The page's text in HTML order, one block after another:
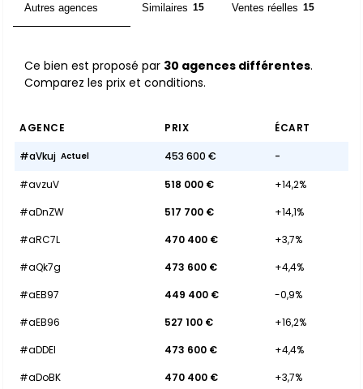
Autres agences Similaires 15 Ventes réelles 15
Ce bien est proposé par 30 agences différentes.
Comparez les prix et conditions.
AGENCE PRIX ÉCART
#aVkuj Actuel 453 600 € -
#avzuV 518 000 €
+14,2%
#aDnZW
517 700 €
+14,1%
#aRC7L
470 400 €
+3,7%
#aQk7g
473 600 €
+4,4%
#aEB97
449 400 €
-0,9%
#aEB96
527 100 €
+16,2%
#aDDEI
473 600 €
+4,4%
#aDoBK
470 400 €
+3,7%